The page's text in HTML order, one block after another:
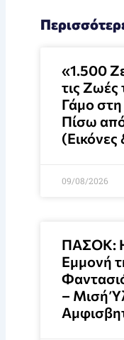
«1.500
τις Ζωές
Γάμο στη
Πίσω
(Εικόνες
09/08/2026
ΠΑΣΟΚ: Η
Εμμονή
– Μισή